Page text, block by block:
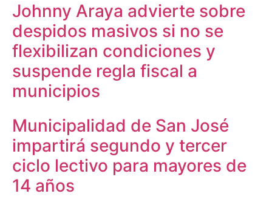
Johnny Araya advierte sobre
despidos masivos si no se
flexibilizan condiciones y
suspende regla fiscal a
municipios
Municipalidad de San José
impartirá segundo y tercer
ciclo lectivo para mayores de
14 años